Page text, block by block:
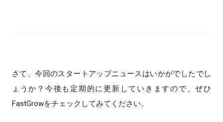
さて、今回のスタートアップニュースはいかがでしたでし
ょうか？今後も定期的に更新していきますので、ぜひ
FastGrowをチェックしてみてください。